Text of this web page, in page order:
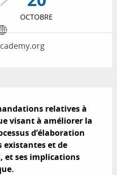
OCTOBRE
relatives à
visant à améliorer la
d’élaboration
existantes et de
et ses implications